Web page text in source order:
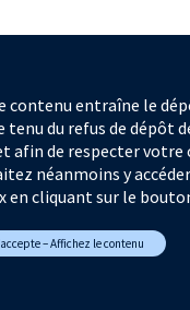
contenu entraîne le
du refus de dépôt
afin de respecter votre
néanmoins y
cliquant sur le
– Affichez le contenu